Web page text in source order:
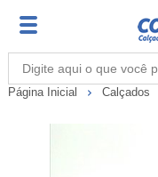
Página Inicial Calçados